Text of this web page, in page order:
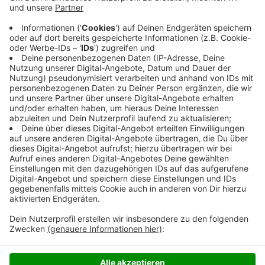
Die Pläne gibt es entweder im Rathaus oderHIER. Der
Rewe-Markt schließt eine Lücke im Laden-Mix in der
Altsiedlung. Wenn alles glatt geht, kann der neue
Supermarkt noch dieses Jahr öffnen.
Anzeige
Anzeige